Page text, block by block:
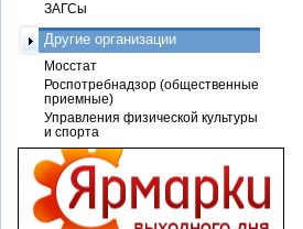
ЗАГСы
Другие организации
Мосстат
Роспотребнадзор (общественные
приемные)
Управления физической культуры
и спорта